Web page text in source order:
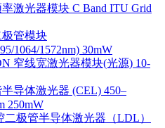
激光器模块 C Band ITU Grid
管模块
1064/1572nm) 30mW
窄线宽激光器模块(光源) 10-
导体激光器 (CEL) 450–
250mW
极管半导体激光器（LDL）